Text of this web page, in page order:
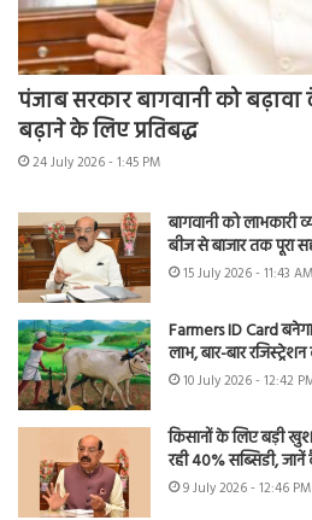
पंजाब सरकार बागवानी को
बढ़ाने के लिए प्रतिबद्ध
24 July 2026 - 1:45 PM
बागवानी को लाभकारी
बीज से बाजार तक पूरा
15 July 2026 - 11:43 AM
Farmers ID Card
लाभ, बार-बार
10 July 2026 - 12:42
किसानों के लिए बड़ी
रही 40% सब्सिडी,
9 July 2026 - 12:46 PM